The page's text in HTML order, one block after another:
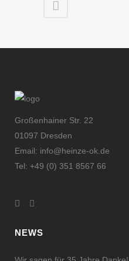
Großenhainer Str. 22
01097 Dresden
Email: info@heinze-ok.de
Tel: +49 (0) 351 8567 66
NEWS